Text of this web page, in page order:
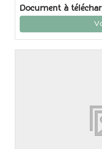
Document à